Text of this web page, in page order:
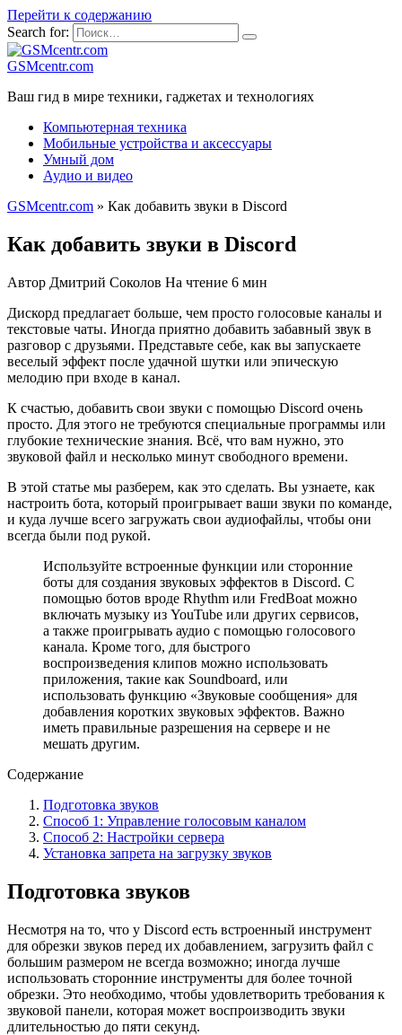
Перейти к содержанию
Search for:
GSMcentr.com
Ваш гид в мире техники, гаджетах и технологиях
Компьютерная техника
Мобильные устройства и аксессуары
Умный дом
Аудио и видео
GSMcentr.com » Как добавить звуки в Discord
Как добавить звуки в Discord
Автор Дмитрий Соколов На чтение 6 мин
Дискорд предлагает больше, чем просто голосовые каналы и
текстовые чаты. Иногда приятно добавить забавный звук в
разговор с дрyзьями. Представьте себе, как вы запускаете
веселый эффект после удачной шутки или эпическую
мелодию при входе в канал.
К счастью, добавить свои звуки с помощью Discord очень
просто. Для этого не требуются специальные программы или
глубокие технические знания. Всё, что вам нужно, это
звуковой файл и несколько минут свободного времени.
В этой статье мы разберем, как это сделать. Вы узнаете, как
настроить бота, который проигрывает ваши звуки по команде,
и куда лучше всего загружать свои аудиофайлы, чтобы они
всегда были под рукой.
Используйте встроенные функции или сторонние
боты для создания звуковых эффектов в Discord. С
помощью ботов вроде Rhythm или FredBoat можно
включать музыку из YouTube или других сервисов,
а также проигрывать аудио с помощью голосового
канала. Кроме того, для быстрого
воспроизведения клипов можно использовать
приложения, такие как Soundboard, или
использовать функцию «Звуковые сообщения» для
добавления коротких звуковых эффектов. Важно
иметь правильные разрешения на сервере и не
мешать другим.
Содержание
Подготовка звуков
Способ 1: Управление голосовым каналом
Способ 2: Настройки сервера
Установка запрета на загрузку звуков
Подготовка звуков
Несмотря на то, что у Discord есть встроенный инструмент
для обрезки звуков перед их добавлением, загрузить файл с
большим размером не всегда возможно; иногда лучше
использовать сторонние инструменты для более точной
обрезки. Это необходимо, чтобы удовлетворить требования к
звуковой панели, которая может воспроизводить звуки
длительностью до пяти секунд.